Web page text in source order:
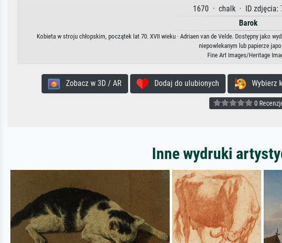
1670 · chalk · ID zdjęcia:
Barok
Kobieta w stroju chłopskim, początek lat 70. XVII wieku · Adriaen van de Velde. Dostępny jako
niepowlekanym lub papierze
Fine Art Images/Heritage
Zobacz w 3D / AR Dodaj do ulubionych Wybierz
0
Inne wydruki